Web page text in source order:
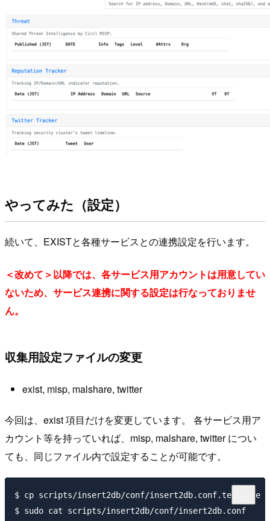
やってみた（設定）
続いて、EXISTと各種サービスとの連携設定を行います。
＜改めて＞以降では、各サービス用アカウントは用意してい
ないため、サービス連携に関する設定は行なっておりませ
ん。
収集用設定ファイルの変更
exist, misp, malshare, twitter
今回は、exist 項目だけを変更しています。 各サービス用ア
カウント等を持っていれば、misp, malshare, twitter につい
ても、同じファイル内で設定することが可能です。
$ cp scripts/insert2db/conf/insert2db.conf.template
$ sudo cat scripts/insert2db/conf/insert2db.conf